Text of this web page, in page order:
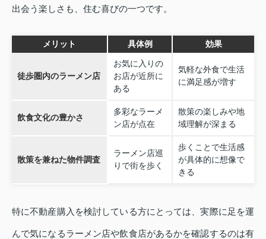
出会う楽しさも、住む喜びの一つです。
メリット 具体例 効果
徒歩圏内のラーメン店
お気に入りの
お店が近所に
ある
気軽な外食で生活
に満足感が増す
飲食文化の豊かさ
多彩なラーメ
ン店が点在
散策の楽しみや地
域理解が深まる
散策を兼ねた物件調査
ラーメン店巡
りで街を歩く
歩くことで生活感
が具体的に想像で
きる
特に不動産購入を検討している方にとっては、実際に足を運
んで気になるラーメン店や飲食店があるかを確認するのは有